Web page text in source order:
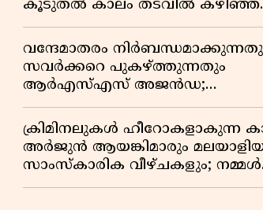
കൂടുതൽ കാലം തടവിൽ കഴിഞ്ഞ
രാഷ്ട്രീയ തടവുകാരൻ ഇദ്ദേഹം!
ഇന്ത്യൻ സ്വാതന്ത്ര്യസമര
വേറിട്ട കഥ
വന്ദേമാതരം
സവർക്കറെ പുകഴ്ത്തുന്നതും
ആർഎസ്എസ് അജൻഡ;
സർക്കാരിനെതിരെ പിണറായി
ക്രിമിനലുകൾ ഹീറോകളാകുന്ന
അർജുൻ ആയങ്കിമാരും
സാംസ്കാരിക വീഴ്ചകളും; നമ്മൾ
എങ്ങോട്ടാണ് പോകുന്നത്